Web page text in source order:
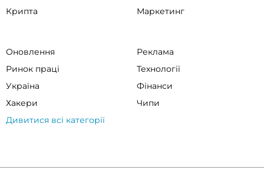
Крипта
Маркетинг
Оновлення
Реклама
Ринок праці
Технології
Україна
Фінанси
Хакери
Чипи
Дивитися всі категорії